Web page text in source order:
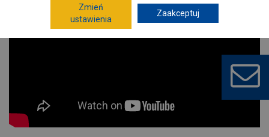
Zmień
ustawienia
Zaakceptuj